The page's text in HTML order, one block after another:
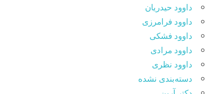
داوود حیدریان
داوود فرامرزی
داوود فشکی
داوود مرادی
داوود نظری
دسته‌بندی نشده